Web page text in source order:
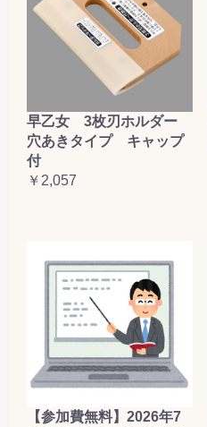
早乙女 3枚刃ホルダー
穴あきタイプ キャップ
付
￥2,057
【参加費無料】2026年7